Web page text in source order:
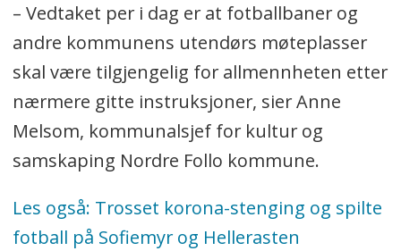
Dette gjelder også barn fra skilte
foreldre med flere hjem.
Foreldre bør ikke samle flere til
leketreff eller felles aktiviteter
La barnet haen eller to faste
Begrens samværet (få timer).
– Vedtaket per i dag er at fotballbaner og
andre kommunens utendørs møteplasser
skal være tilgjengelig for allmennheten etter
nærmere gitte instruksjoner, sier Anne
Melsom, kommunalsjef for kultur og
samskaping Nordre Follo kommune.
Les også: Trosset korona-stenging og spilte
fotball på Sofiemyr og Hellerasten